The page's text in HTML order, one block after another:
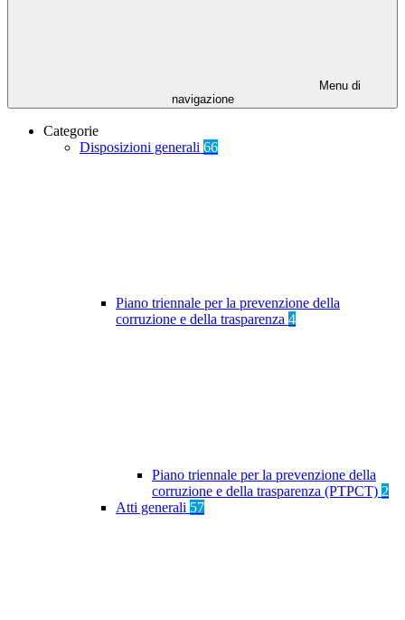
Menu di
navigazione
Categorie
Disposizioni generali 66
Piano triennale per la prevenzione della
corruzione e della trasparenza 4
Piano triennale per la prevenzione della
corruzione e della trasparenza (PTPCT) 2
Atti generali 57